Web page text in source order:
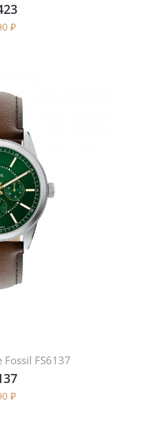
₽
FS6137
₽